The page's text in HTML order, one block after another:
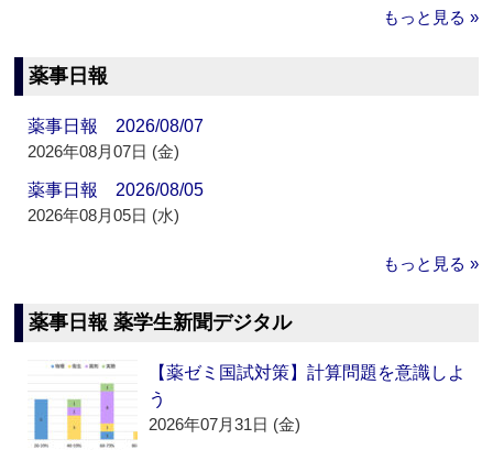
もっと見る »
薬事日報
薬事日報 2026/08/07
2026年08月07日 (金)
薬事日報 2026/08/05
2026年08月05日 (水)
もっと見る »
薬事日報 薬学生新聞デジタル
【薬ゼミ国試対策】計算問題を意識しよ
う
2026年07月31日 (金)